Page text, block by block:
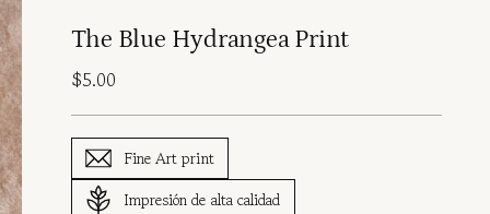
The Blue Hydrangea Print
Regular
$5.00
Fine Art print
Impresión de alta calidad